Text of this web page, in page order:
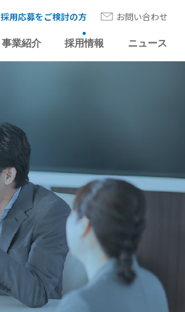
事業紹介 採用情報 ニュース
採用応募をご検討の方 お問い合わせ